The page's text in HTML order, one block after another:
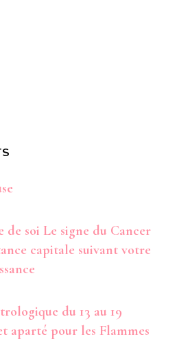
de soi Le signe du Cancer
capitale suivant votre
du 13 au 19
aparté pour les Flammes